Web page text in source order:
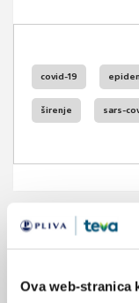
Ova web-stranica
covid-19
širenje sars-
13.04.2021.